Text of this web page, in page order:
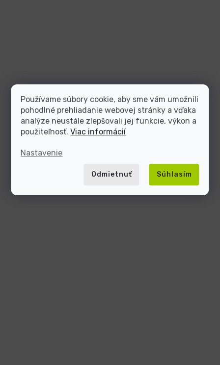
Používame súbory cookie, aby sme vám umožnili
pohodlné prehliadanie webovej stránky a vďaka
analýze neustále zlepšovali jej funkcie, výkon a
použiteľnosť.Viac informácií
Nastavenie
Odmietnuť Súhlasím